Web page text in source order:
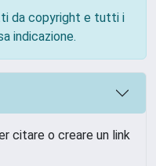
da copyright e tutti i
indicazione.
citare o creare un link